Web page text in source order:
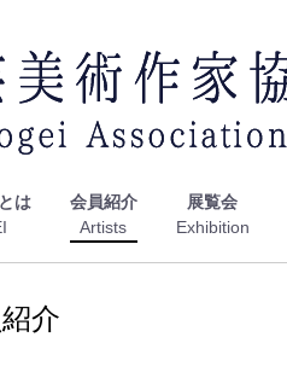
は 会員紹介 展覧会
介